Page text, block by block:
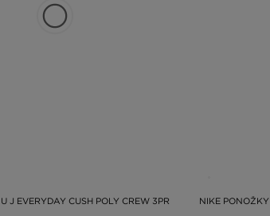
rádi experimenty? Zkuste je přidat k vašim
do JD Sports – máme modely od
J EVERYDAY CUSH POLY CREW 3PR NIKE